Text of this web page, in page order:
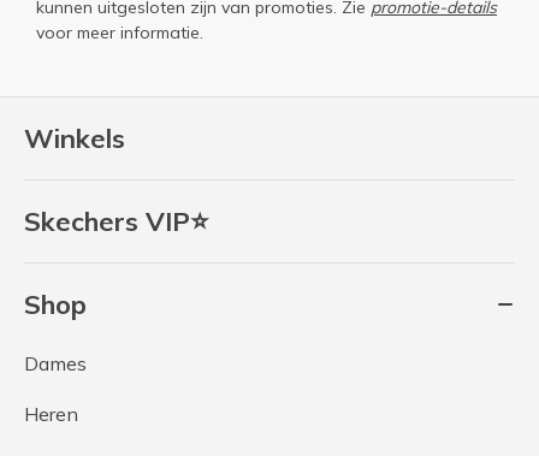
Winkels
Skechers VIP⭐
Shop
Dames
Heren
kunnen uitgesloten zijn van promoties. Zie promotie-details
voor meer informatie.